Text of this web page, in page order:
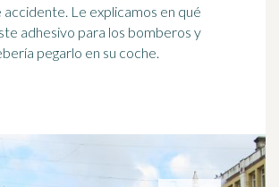
accidente. Le explicamos en qué
adhesivo para los bomberos y
pegarlo en su coche.